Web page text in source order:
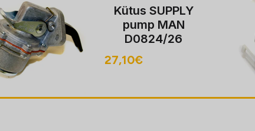
KÜTUSEPUMP
IVECO, MAN, MB
MWM
14,60